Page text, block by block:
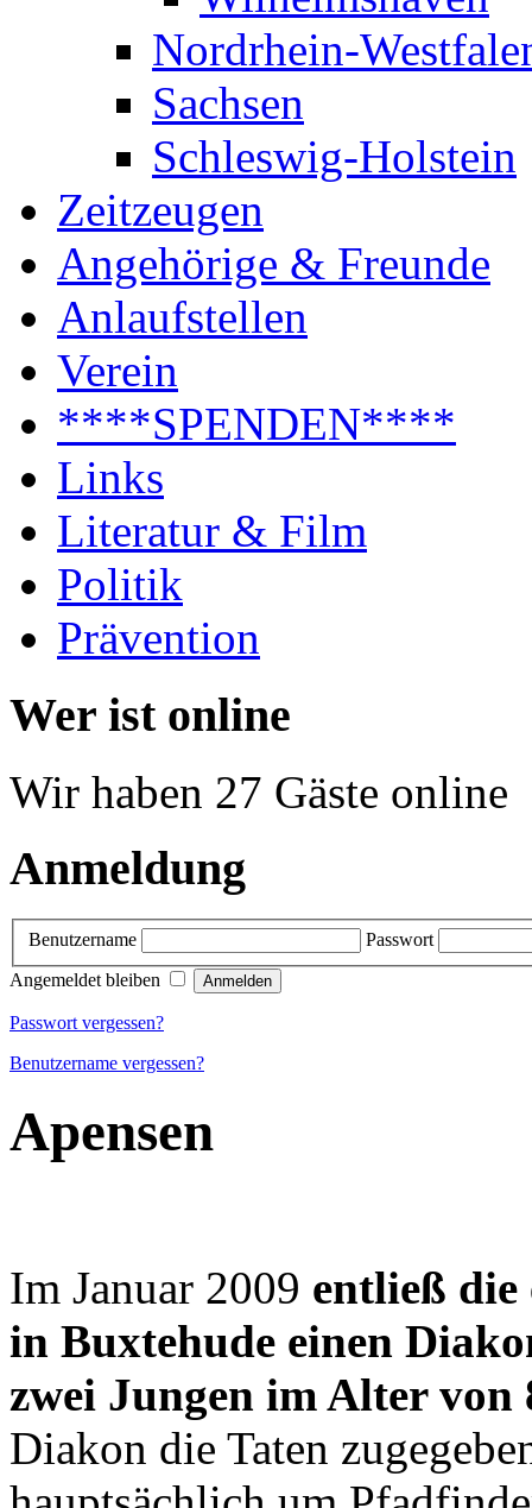
Nordrhein-
Sachsen
Schleswig-Holstein
Zeitzeugen
Angehörige & Freunde
Anlaufstellen
Verein
****SPENDEN****
Links
Literatur & Film
Politik
Prävention
Wer ist online
Wir haben 27 Gäste online
Anmeldung
Benutzername
Passwort
Angemeldet bleiben
Passwort vergessen?
Benutzername vergessen?
Apensen
Im Januar 2009 entließ die
in Buxtehude einen
zwei Jungen im Alter von
Diakon die Taten